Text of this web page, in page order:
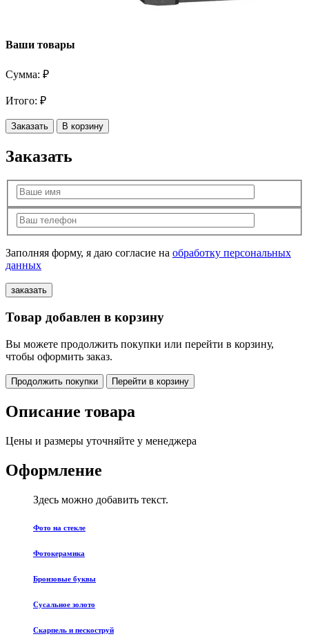
Ваши товары
Сумма: ₽
Итого: ₽
Заказать В корзину
Заказать
Заполняя форму, я даю согласие на обработку персональных
данных
Товар добавлен в корзину
Вы можете продолжить покупки или перейти в корзину,
чтобы оформить заказ.
Продолжить покупки Перейти в корзину
Описание товара
Цены и размеры уточняйте у менеджера
Оформление
Здесь можно добавить текст.
Фото на стекле
Фотокерамика
Бронзовые буквы
Сусальное золото
Скарпель и пескоструй